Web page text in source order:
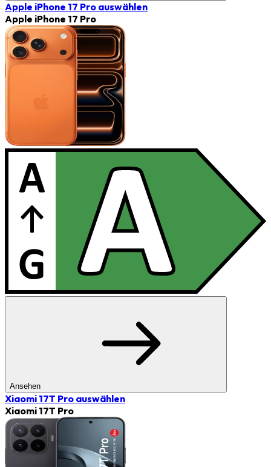
Apple iPhone 17 Pro auswählen
Apple iPhone 17 Pro
Ansehen
Xiaomi 17T Pro auswählen
Xiaomi 17T Pro